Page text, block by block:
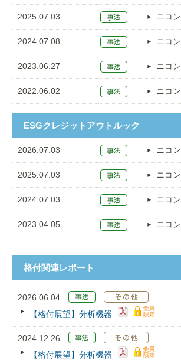
2025.07.03 ニコン
2024.07.08 ニコン
2023.06.27 ニコン
2022.06.02 ニコン
ESGクレジットアウトルック
2026.07.03 ニコン
2025.07.03 ニコン
2024.07.03 ニコン
2023.04.05 ニコン
格付関連レポート
2026.06.04
【格付展望】分析機器
2024.12.26
【格付展望】分析機器